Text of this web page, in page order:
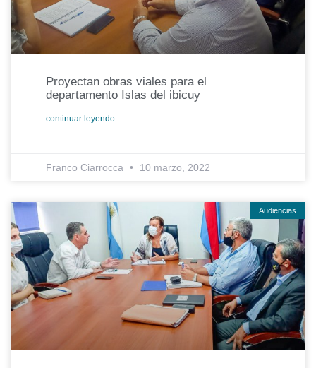
Proyectan obras viales para el
departamento Islas del ibicuy
continuar leyendo...
Franco Ciarrocca 10 marzo, 2022
Audiencias